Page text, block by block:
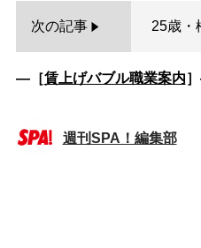
次の記事 25歳・
―［賃上げバブル職業案内
週刊SPA！編集部